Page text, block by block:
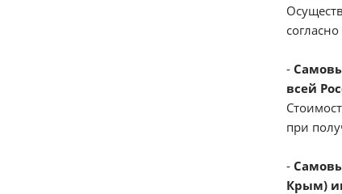
-
всей
при
-
Крым)